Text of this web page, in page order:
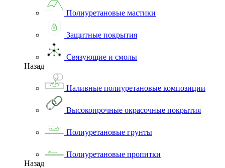
Полиуретановые мастики
Защитные покрытия
Связующие и смолы
Назад
Наливные полиуретановые композиции
Высокопрочные окрасочные покрытия
Полиуретановые грунты
Полиуретановые пропитки
Назад